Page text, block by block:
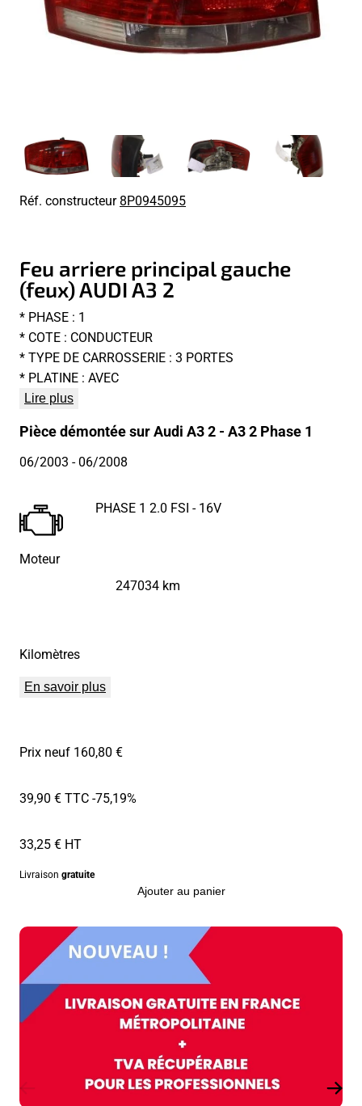
Réf. constructeur8P0945095
Feu arriere principal gauche
(feux) AUDI A3 2
* PHASE : 1
* COTE : CONDUCTEUR
* TYPE DE CARROSSERIE : 3 PORTES
* PLATINE : AVEC
Lire plus
Pièce démontée sur Audi A3 2 - A3 2 Phase 1
06/2003 - 06/2008
Moteur
PHASE 1 2.0 FSI - 16V
Kilomètres
247034 km
En savoir plus
Prix neuf 160,80 €
39,90 € TTC-75,19%
33,25 € HT
Livraison gratuite
Ajouter au panier